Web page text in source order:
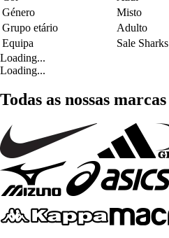
Género
Misto
Grupo etário
Adulto
Equipa
Sale Sharks
Loading...
Loading...
Todas as nossas marcas